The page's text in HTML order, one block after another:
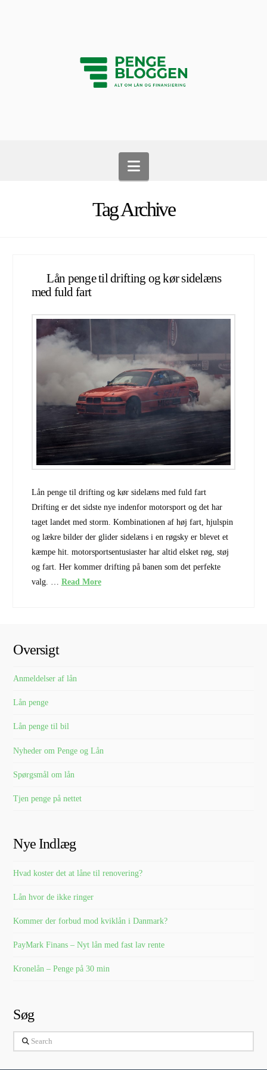
Navigation
Tag Archive
Lån penge til drifting og kør sidelæns
med fuld fart
Lån penge til drifting og kør sidelæns med fuld fart
Drifting er det sidste nye indenfor motorsport og det har
taget landet med storm. Kombinationen af høj fart, hjulspin
og lækre bilder der glider sidelæns i en røgsky er blevet et
kæmpe hit. motorsportsentusiaster har altid elsket røg, støj
og fart. Her kommer drifting på banen som det perfekte
valg. … Read More
Oversigt
Anmeldelser af lån
Lån penge
Lån penge til bil
Nyheder om Penge og Lån
Spørgsmål om lån
Tjen penge på nettet
Nye Indlæg
Hvad koster det at låne til renovering?
Lån hvor de ikke ringer
Kommer der forbud mod kviklån i Danmark?
PayMark Finans – Nyt lån med fast lav rente
Kronelån – Penge på 30 min
Søg
Search